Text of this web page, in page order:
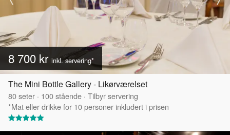
8 700 kr inkl. servering*
The Mini Bottle Gallery - Likørværelset
80seter · 100stående · Tilbyr servering
*Mat eller drikke for 10 personer inkludert i prisen